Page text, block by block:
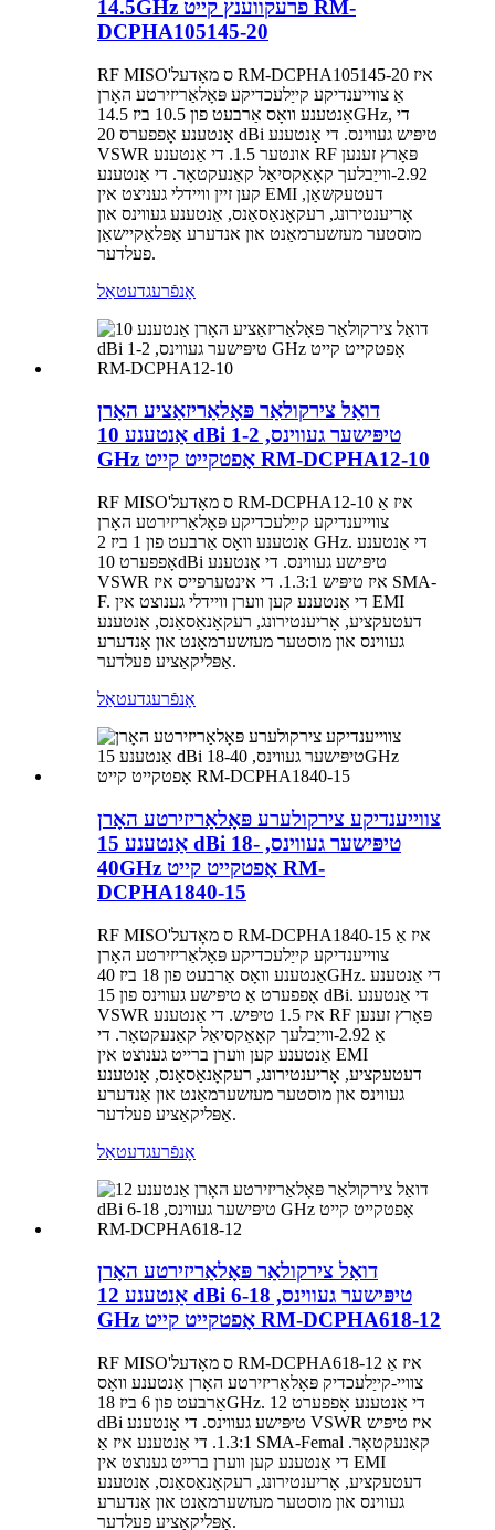
14.5GHz פרעקווענץ קייט RM-
DCPHA105145-20
RF MISO'ס מאָדעל RM-DCPHA105145-20 איז
אַ צווייענדיקע קייַלעכדיקע פּאָלאַריזירטע האָרן
אַנטענע וואָס אַרבעט פון 10.5 ביז 14.5GHz, די
אַנטענע אָפפערס 20 dBi טיפּיש געווינס. די אַנטענע
VSWR אונטער 1.5. די אַנטענע RF פּאָרץ זענען
2.92-ווייַבלעך קאָאַקסיאַל קאַנעקטאָר. די אַנטענע
קען זיין וויידלי געניצט אין EMI דעטעקשאַן,
אָריענטירונג, רעקאָנאַסאַנס, אַנטענע געווינס און
מוסטער מעזשערמאַנט און אנדערע אַפּלאַקיישאַן
פעלדער.
אָנפֿרעגדעטאַל
דואַל צירקולאַר פּאָלאַריזאַציע האָרן
אַנטענע 10 dBi טיפּישער געווינס, 1-2
GHz אָפטקייט קייט RM-DCPHA12-10
RF MISO'ס מאָדעל RM-DCPHA12-10 איז אַ
צווייענדיקע קייַלעכדיקע פּאָלאַריזירטע האָרן
אַנטענע וואָס אַרבעט פון 1 ביז 2 GHz. די אַנטענע
אָפפערט 10dBi טיפּישע געווינס. די אַנטענע
VSWR איז טיפּיש 1.3:1. די אינטערפייס איז SMA-
F. די אַנטענע קען ווערן וויידלי גענוצט אין EMI
דעטעקציע, אָריענטירונג, רעקאָנאַסאַנס, אַנטענע
געווינס און מוסטער מעזשערמאַנט און אַנדערע
אַפּליקאַציע פעלדער.
אָנפֿרעגדעטאַל
צווייענדיקע צירקולערע פּאָלאַריזירטע האָרן
אַנטענע 15 dBi טיפּישער געווינס, 18-
40GHz אָפטקייט קייט RM-
DCPHA1840-15
RF MISO'ס מאָדעל RM-DCPHA1840-15 איז אַ
צווייענדיקע קייַלעכדיקע פּאָלאַריזירטע האָרן
אַנטענע וואָס אַרבעט פון 18 ביז 40GHz. די אַנטענע
אָפפערט אַ טיפּישע געווינס פון 15 dBi. די אַנטענע
VSWR איז 1.5 טיפּיש. די אַנטענע RF פּאָרץ זענען
אַ 2.92-ווייַבלעך קאָאַקסיאַל קאַנעקטאָר. די
אַנטענע קען ווערן ברייט גענוצט אין EMI
דעטעקציע, אָריענטירונג, רעקאָנאַסאַנס, אַנטענע
געווינס און מוסטער מעזשערמאַנט און אַנדערע
אַפּליקאַציע פעלדער.
אָנפֿרעגדעטאַל
דואַל צירקולאַר פּאָלאַריזירטע האָרן
אַנטענע 12 dBi טיפּישער געווינס, 6-18
GHz אָפטקייט קייט RM-DCPHA618-12
RF MISO'ס מאָדעל RM-DCPHA618-12 איז אַ
צוויי-קייַלעכדיק פּאָלאַריזירטע האָרן אַנטענע וואָס
אַרבעט פון 6 ביז 18GHz. די אַנטענע אָפפערט 12
dBi טיפּישע געווינס. די אַנטענע VSWR איז טיפּיש
1.3:1. די אַנטענע איז אַ SMA-Femal קאַנעקטאָר.
די אַנטענע קען ווערן ברייט גענוצט אין EMI
דעטעקציע, אָריענטירונג, רעקאָנאַסאַנס, אַנטענע
געווינס און מוסטער מעזשערמאַנט און אַנדערע
אַפּליקאַציע פעלדער.